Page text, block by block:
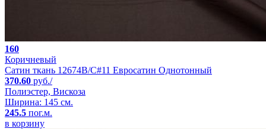
160
Коричневый
Сатин ткань 12674B/C#11 Евросатин Однотонный
370.60 руб./
Полиэстер, Вискоза
Ширина: 145 см.
245.5 пог.м.
в корзину